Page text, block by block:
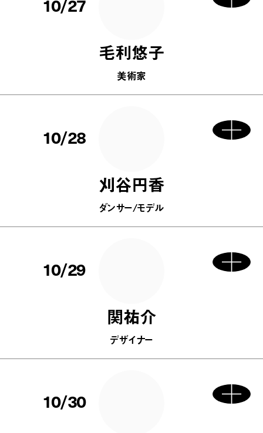
10/27
毛利悠子
美術家
10/28
刈谷円香
ダンサー/モデル
10/29
関祐介
デザイナー
10/30